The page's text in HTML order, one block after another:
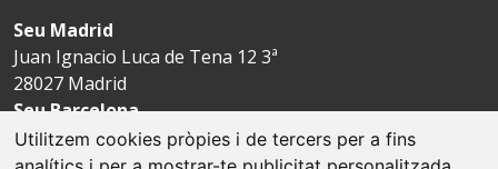
Utilitzem cookies pròpies i de tercers per a fins
Seu Madrid
Juan Ignacio Luca de Tena 12 3ª
28027 Madrid
Seu Barcelona
Avda. Josep Tarradellas 123-127 4ª
08029 Barcelona